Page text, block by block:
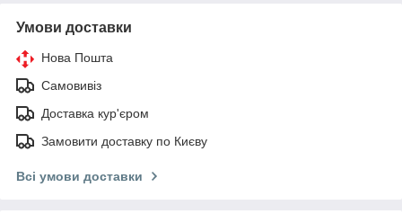
Умови доставки
Нова Пошта
Самовивіз
Доставка кур'єром
Замовити доставку по Києву
Всі умови доставки